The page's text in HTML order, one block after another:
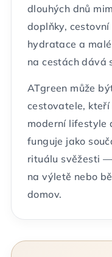
dlouhých dnů
doplňky,
hydratace a
na cestách dává
ATgreen může
cestovatele,
moderní lifestyle
funguje jako
rituálu svěžesti
na výletě nebo
domov.